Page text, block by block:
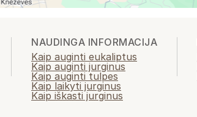
NAUDINGA INFORMACIJA
Kaip auginti eukaliptus
Kaip auginti jurginus
Kaip auginti tulpes
Kaip laikyti jurginus
Kaip iškasti jurginus